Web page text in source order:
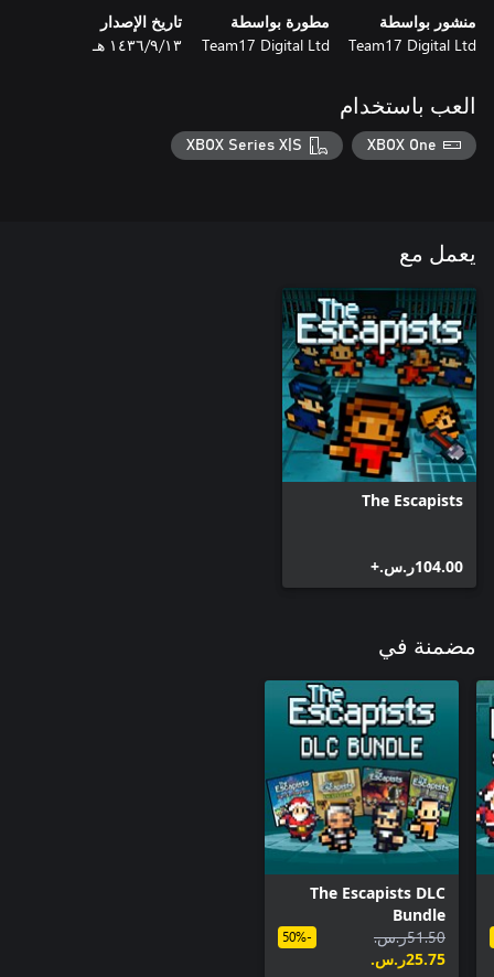
منشور بواسطة
Team17 Digital Ltd
مطورة بواسطة
Team17 Digital Ltd
تاريخ الإصدار
١٣‏/٩‏/١٤٣٦ هـ
العب باستخدام
XBOX One
XBOX Series X|S
يعمل مع
The Escapists
‪ر.س.‏‎104.00‬+
مضمنة في
The Escapists DLC
Bundle
‪ر.س.‏‎51.50‬
‪ر.س.‏‎25.75‬
-50%